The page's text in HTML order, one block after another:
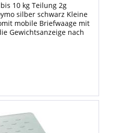
10 kg Teilung 2g
silber schwarz Kleine
mobile Briefwaage mit
Gewichtsanzeige nach